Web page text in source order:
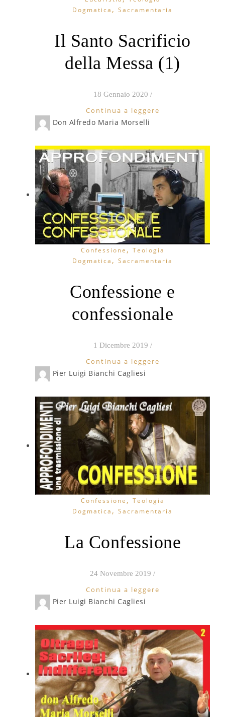
Dogmatica , Sacramentaria
Il Santo Sacrificio
della Messa (1)
18 Gennaio 2020 /
Continua a leggere
Don Alfredo Maria Morselli
Confessione , Teologia
Dogmatica , Sacramentaria
Confessione e
confessionale
1 Dicembre 2019 /
Continua a leggere
Pier Luigi Bianchi Cagliesi
Confessione , Teologia
Dogmatica , Sacramentaria
La Confessione
24 Novembre 2019 /
Continua a leggere
Pier Luigi Bianchi Cagliesi